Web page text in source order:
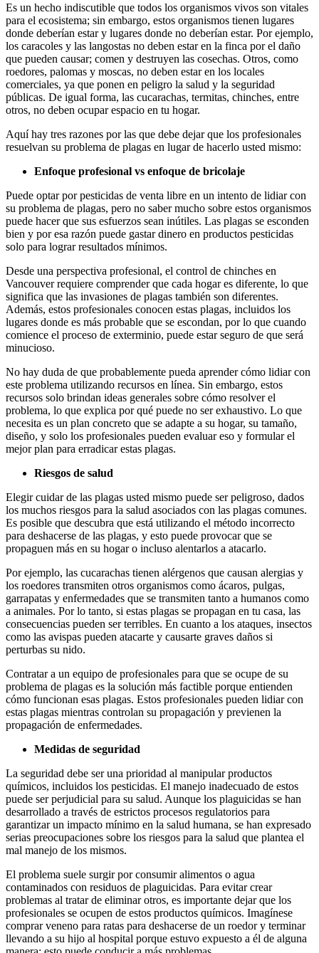
Es un hecho indiscutible que todos los organismos vivos son vitales
para el ecosistema; sin embargo, estos organismos tienen lugares
donde deberían estar y lugares donde no deberían estar. Por ejemplo,
los caracoles y las langostas no deben estar en la finca por el daño
que pueden causar; comen y destruyen las cosechas. Otros, como
roedores, palomas y moscas, no deben estar en los locales
comerciales, ya que ponen en peligro la salud y la seguridad
públicas. De igual forma, las cucarachas, termitas, chinches, entre
otros, no deben ocupar espacio en tu hogar.
Aquí hay tres razones por las que debe dejar que los profesionales
resuelvan su problema de plagas en lugar de hacerlo usted mismo:
Enfoque profesional vs enfoque de bricolaje
Puede optar por pesticidas de venta libre en un intento de lidiar con
su problema de plagas, pero no saber mucho sobre estos organismos
puede hacer que sus esfuerzos sean inútiles. Las plagas se esconden
bien y por esa razón puede gastar dinero en productos pesticidas
solo para lograr resultados mínimos.
Desde una perspectiva profesional, el control de chinches en
Vancouver requiere comprender que cada hogar es diferente, lo que
significa que las invasiones de plagas también son diferentes.
Además, estos profesionales conocen estas plagas, incluidos los
lugares donde es más probable que se escondan, por lo que cuando
comience el proceso de exterminio, puede estar seguro de que será
minucioso.
No hay duda de que probablemente pueda aprender cómo lidiar con
este problema utilizando recursos en línea. Sin embargo, estos
recursos solo brindan ideas generales sobre cómo resolver el
problema, lo que explica por qué puede no ser exhaustivo. Lo que
necesita es un plan concreto que se adapte a su hogar, su tamaño,
diseño, y solo los profesionales pueden evaluar eso y formular el
mejor plan para erradicar estas plagas.
Riesgos de salud
Elegir cuidar de las plagas usted mismo puede ser peligroso, dados
los muchos riesgos para la salud asociados con las plagas comunes.
Es posible que descubra que está utilizando el método incorrecto
para deshacerse de las plagas, y esto puede provocar que se
propaguen más en su hogar o incluso alentarlos a atacarlo.
Por ejemplo, las cucarachas tienen alérgenos que causan alergias y
los roedores transmiten otros organismos como ácaros, pulgas,
garrapatas y enfermedades que se transmiten tanto a humanos como
a animales. Por lo tanto, si estas plagas se propagan en tu casa, las
consecuencias pueden ser terribles. En cuanto a los ataques, insectos
como las avispas pueden atacarte y causarte graves daños si
perturbas su nido.
Contratar a un equipo de profesionales para que se ocupe de su
problema de plagas es la solución más factible porque entienden
cómo funcionan esas plagas. Estos profesionales pueden lidiar con
estas plagas mientras controlan su propagación y previenen la
propagación de enfermedades.
Medidas de seguridad
La seguridad debe ser una prioridad al manipular productos
químicos, incluidos los pesticidas. El manejo inadecuado de estos
puede ser perjudicial para su salud. Aunque los plaguicidas se han
desarrollado a través de estrictos procesos regulatorios para
garantizar un impacto mínimo en la salud humana, se han expresado
serias preocupaciones sobre los riesgos para la salud que plantea el
mal manejo de los mismos.
El problema suele surgir por consumir alimentos o agua
contaminados con residuos de plaguicidas. Para evitar crear
problemas al tratar de eliminar otros, es importante dejar que los
profesionales se ocupen de estos productos químicos. Imagínese
comprar veneno para ratas para deshacerse de un roedor y terminar
llevando a su hijo al hospital porque estuvo expuesto a él de alguna